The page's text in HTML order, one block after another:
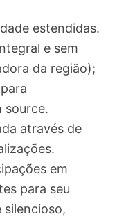
estendidas.
e sem
da região);
source.
através de
em
para seu